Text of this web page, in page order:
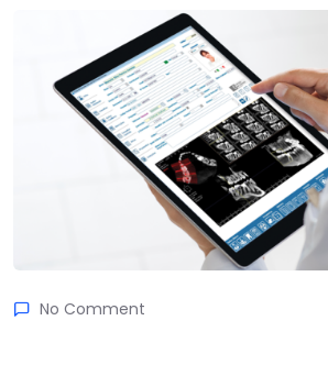
No Comment